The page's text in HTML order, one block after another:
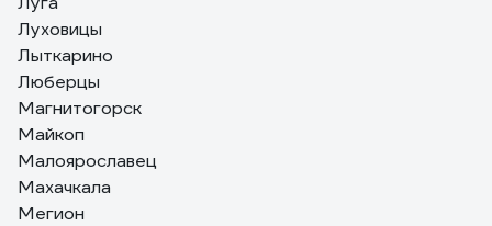
Луховицы
Лыткарино
Люберцы
Магнитогорск
Майкоп
Малоярославец
Махачкала
Мегион